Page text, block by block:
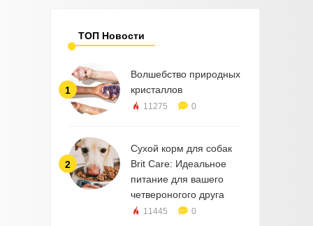
ТОП Новости
1
Волшебство природных
кристаллов
11275 0
2
Сухой корм для собак
Brit Care: Идеальное
питание для вашего
четвероногого друга
11445 0